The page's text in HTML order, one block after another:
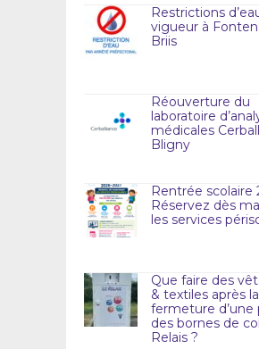
Restrictions
vigueur à
Briis
Réouverture du
laboratoire
médicales
Bligny
Rentrée scolaire
Réservez dès
les services
Que faire des
& textiles après la
fermeture d’une
des bornes de
Relais ?